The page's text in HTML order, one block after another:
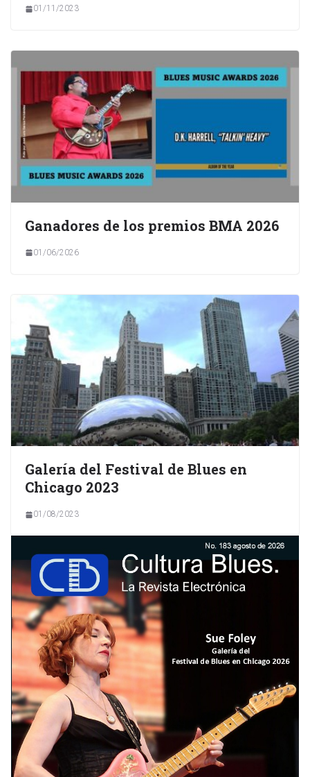
01/11/2023
Ganadores de los premios BMA 2026
01/06/2026
Galería del Festival de Blues en
Chicago 2023
01/08/2023